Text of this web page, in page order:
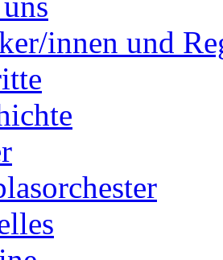
innen und